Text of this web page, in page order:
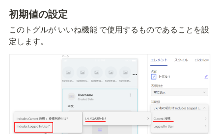
初期値の設定
このトグルが いいね機能 で使用するものであることを設
定します。